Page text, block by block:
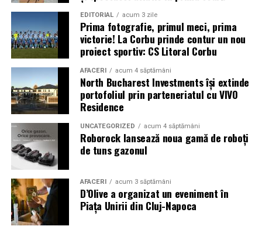
EDITORIAL acum 3 zile
Prima fotografie, primul meci, prima
victorie! La Corbu prinde contur un nou
proiect sportiv: CS Litoral Corbu
AFACERI acum 4 săptămâni
North Bucharest Investments își extinde
portofoliul prin parteneriatul cu VIVO
Residence
UNCATEGORIZED acum 4 săptămâni
Roborock lansează noua gamă de roboți
de tuns gazonul
AFACERI acum 3 săptămâni
D’Olive a organizat un eveniment în
Piața Unirii din Cluj-Napoca